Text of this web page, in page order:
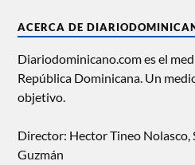
ACERCA DE
Diariodominicano.com es el
República Dominicana. Un
objetivo.
Director: Hector Tineo
Guzmán